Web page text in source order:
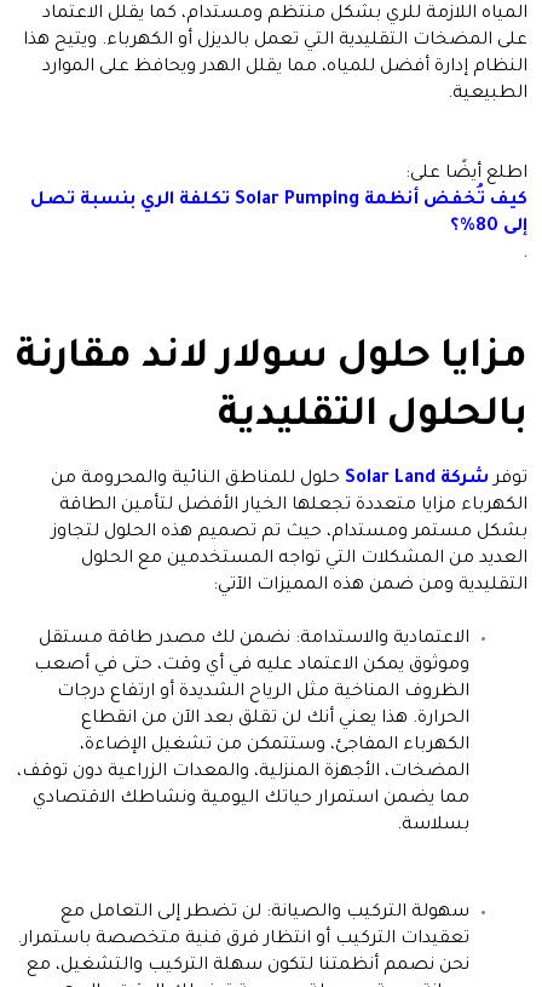
المياه اللازمة للري بشكل منتظم ومستدام، كما يقلل الاعتماد
على المضخات التقليدية التي تعمل بالديزل أو الكهرباء. ويتيح هذا
النظام إدارة أفضل للمياه، مما يقلل الهدر ويحافظ على الموارد
الطبيعية.
اطلع أيضًا على:
كيف تُخفض أنظمة Solar Pumping تكلفة الري بنسبة تصل
إلى 80%؟
مزايا حلول سولار لاند مقارنة
بالحلول التقليدية
توفر شركة Solar Land
حلول للمناطق النائية والمحرومة من
الكهرباء مزايا متعددة تجعلها الخيار الأفضل لتأمين الطاقة
بشكل مستمر ومستدام، حيث تم تصميم هذه الحلول لتجاوز
العديد من المشكلات التي تواجه المستخدمين مع الحلول
التقليدية ومن ضمن هذه المميزات الآتي:
الاعتمادية والاستدامة: نضمن لك مصدر طاقة مستقل
وموثوق يمكن الاعتماد عليه في أي وقت، حتى في أصعب
الظروف المناخية مثل الرياح الشديدة أو ارتفاع درجات
الحرارة. هذا يعني أنك لن تقلق بعد الآن من انقطاع
الكهرباء المفاجئ، وستتمكن من تشغيل الإضاءة،
المضخات، الأجهزة المنزلية، والمعدات الزراعية دون توقف،
مما يضمن استمرار حياتك اليومية ونشاطك الاقتصادي
بسلاسة.
سهولة التركيب والصيانة:لن تضطر إلى التعامل مع
تعقيدات التركيب أو انتظار فرق فنية متخصصة باستمرار.
نحن نصمم أنظمتنا لتكون سهلة التركيب والتشغيل، مع